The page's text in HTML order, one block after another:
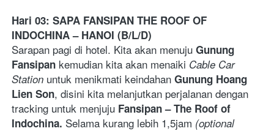
Hari 03: SAPA FANSIPAN THE ROOF OF
INDOCHINA – HANOI (B/L/D)
Sarapan pagi di hotel. Kita akan menuju Gunung
Fansipan kemudian kita akan menaiki Cable Car
Station untuk menikmati keindahan Gunung Hoang
Lien Son, disini kita melanjutkan perjalanan dengan
tracking untuk menjuju Fansipan – The Roof of
Indochina. Selama kurang lebih 1,5jam (optional